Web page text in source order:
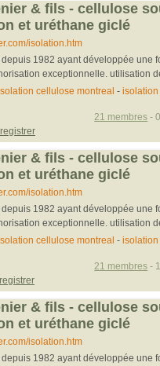
& fils - cellulose
et uréthane giclé
isolation.htm
1982 ayant développée une
exceptionnelle. utilisation
cellulose montreal -
21 membres -
& fils - cellulose
et uréthane giclé
isolation.htm
1982 ayant développée une
exceptionnelle. utilisation
cellulose montreal -
21 membres -
& fils - cellulose
et uréthane giclé
isolation.htm
1982 ayant développée une